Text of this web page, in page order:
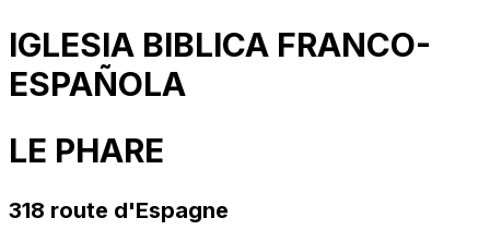
IGLESIA BIBLICA FRANCO-
ESPAÑOLA
LE PHARE
318 route d'Espagne